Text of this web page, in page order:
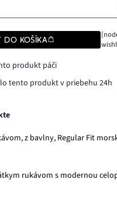
DO KOŠÍKA
produkt páči
tento produkt v priebehu 24h
z bavlny, Regular Fit
rukávom s modernou